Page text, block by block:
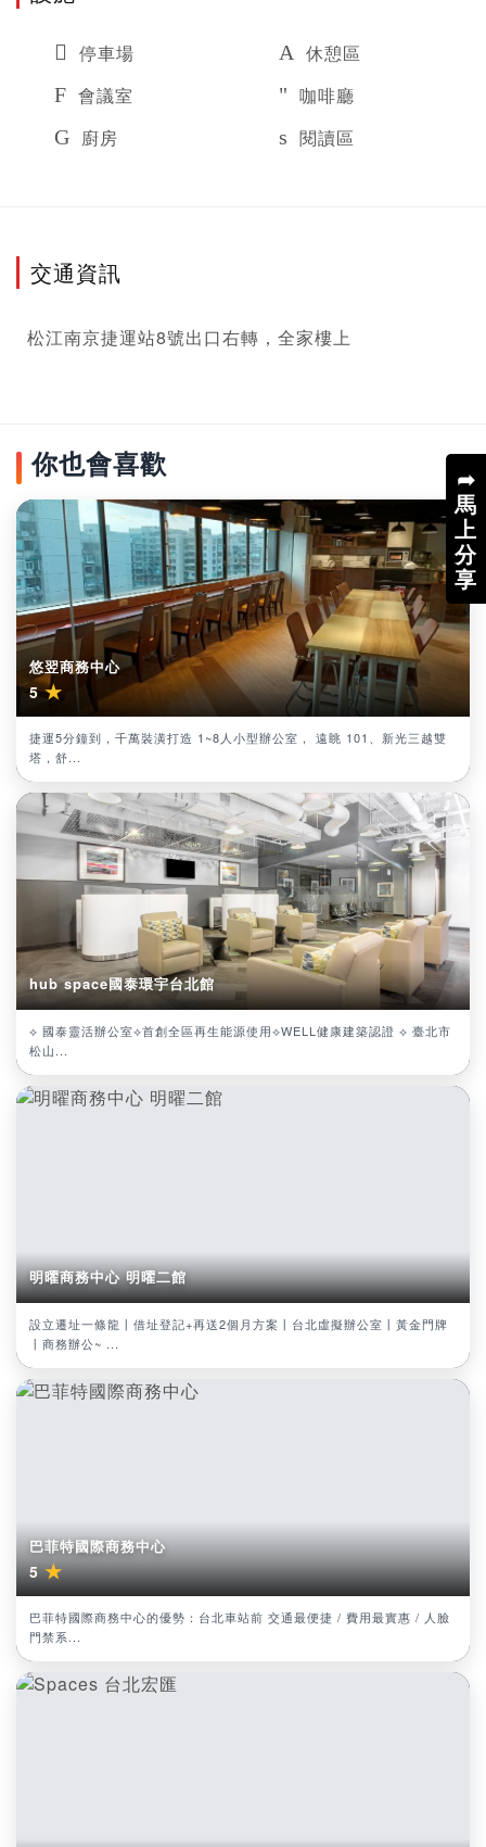
➦
馬
上
分
享
停車場
休憩區
會議室
咖啡廳
廚房
閱讀區
交通資訊
松江南京捷運站8號出口右轉，全家樓上
你也會喜歡
悠翌商務中心
5★
捷運5分鐘到，千萬裝潢打造 1~8人小型辦公室， 遠眺 101、新光三越雙
塔，舒...
hub space國泰環宇台北館
⟡ 國泰靈活辦公室⟡首創全區再生能源使用⟡WELL健康建築認證 ⟡ 臺北市
松山...
明曜商務中心 明曜二館
設立遷址一條龍丨借址登記+再送2個月方案丨台北虛擬辦公室丨黃金門牌
丨商務辦公~ ...
巴菲特國際商務中心
5★
巴菲特國際商務中心的優勢：台北車站前 交通最便捷 / 費用最實惠 / 人臉
門禁系...